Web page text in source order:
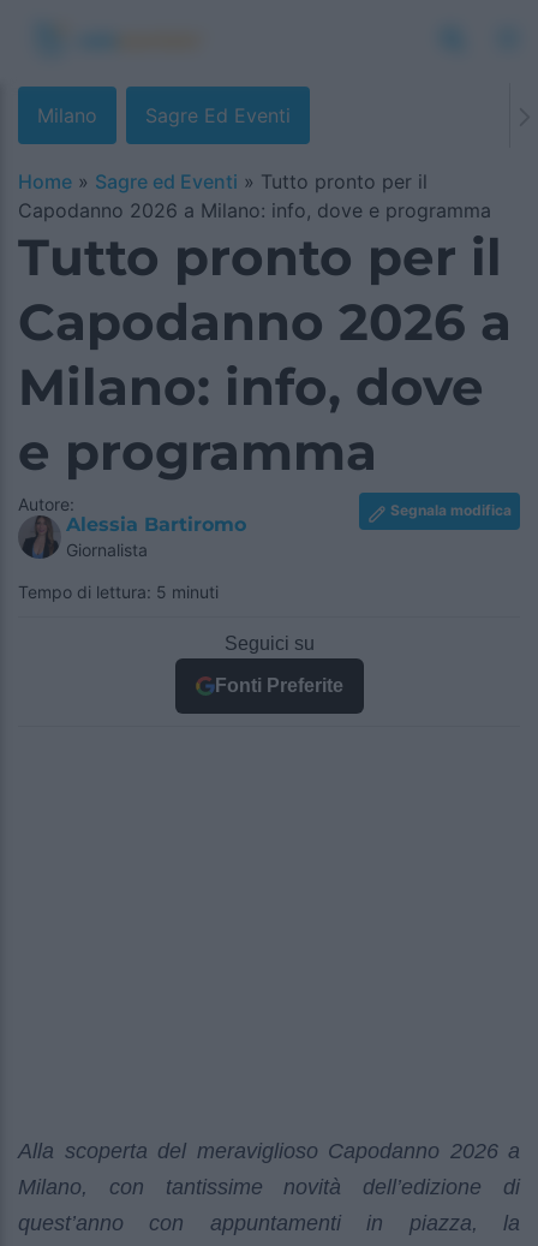
Milano Sagre Ed Eventi
Home » Sagre ed Eventi » Tutto pronto per il
Capodanno 2026 a Milano: info, dove e programma
Tutto pronto per il
Capodanno 2026 a
Milano: info, dove
e programma
Autore:
Alessia Bartiromo
Giornalista
Segnala modifica
Tempo di lettura: 5 minuti
Seguici su
Fonti Preferite
Alla scoperta del meraviglioso Capodanno 2026 a
Milano, con tantissime novità dell’edizione di
quest’anno con appuntamenti in piazza, la